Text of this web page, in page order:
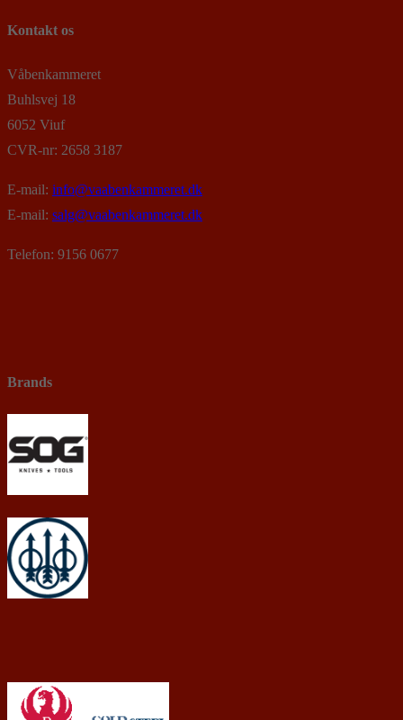
Kontakt os
Våbenkammeret
Buhlsvej 18
6052 Viuf
CVR-nr: 2658 3187
E-mail: info@vaabenkammeret.dk
E-mail: salg@vaabenkammeret.dk
Telefon: 9156 0677
Brands